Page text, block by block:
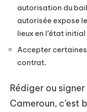
autorisation du
autorisée expose
lieux en l’état
Accepter
contrat.
Rédiger ou
Cameroun, c’est